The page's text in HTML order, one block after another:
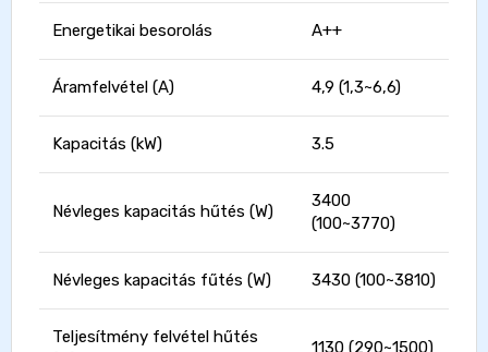
Energetikai besorolás A++
Áramfelvétel (A) 4,9 (1,3~6,6)
Kapacitás (kW) 3.5
Névleges kapacitás hűtés (W)
3400
(100~3770)
Névleges kapacitás fűtés (W) 3430 (100~3810)
Teljesítmény felvétel hűtés
1130 (290~1500)